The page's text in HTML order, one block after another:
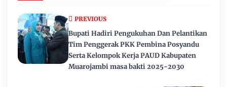
PREVIOUS
Bupati Hadiri Pengukuhan Dan Pelantikan
Tim Penggerak PKK Pembina Posyandu
Serta Kelompok Kerja PAUD Kabupaten
Muarojambi masa bakti 2025-2030